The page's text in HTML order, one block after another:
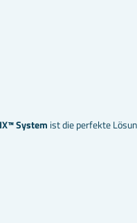
System ist die perfekte